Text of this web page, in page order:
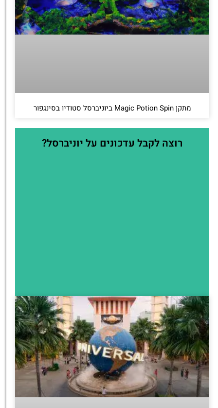
מתקן Magic Potion Spin ביוניברסל סטודיו בסינגפור
רוצה לקבל עדכונים על יוניברסל?